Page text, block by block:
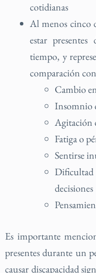
cotidianas
Al menos cinco
estar
tiempo, y
comparación
Cambio
Insomnio
Agitación
Fatiga o
Sentirse
decisiones
Es importante
presentes durante un
causar discapacidad